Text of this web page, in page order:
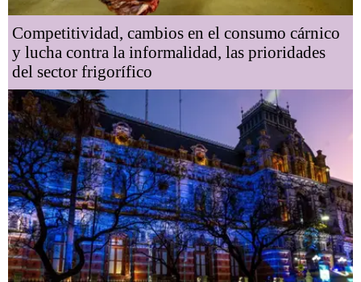
Competitividad, cambios en el consumo cárnico
y lucha contra la informalidad, las prioridades
del sector frigorífico